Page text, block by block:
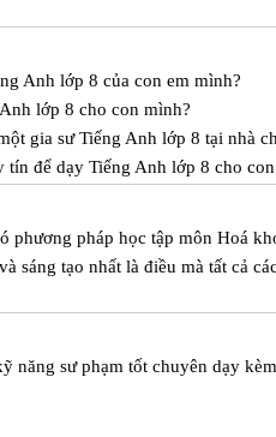
Anh lớp 8 của con em mình?
lớp 8 cho con mình?
gia sư Tiếng Anh lớp 8 tại nhà
để dạy Tiếng Anh lớp 8 cho con
phương pháp học tập môn Hoá
sáng tạo nhất là điều mà tất cả
năng sư phạm tốt chuyên dạy